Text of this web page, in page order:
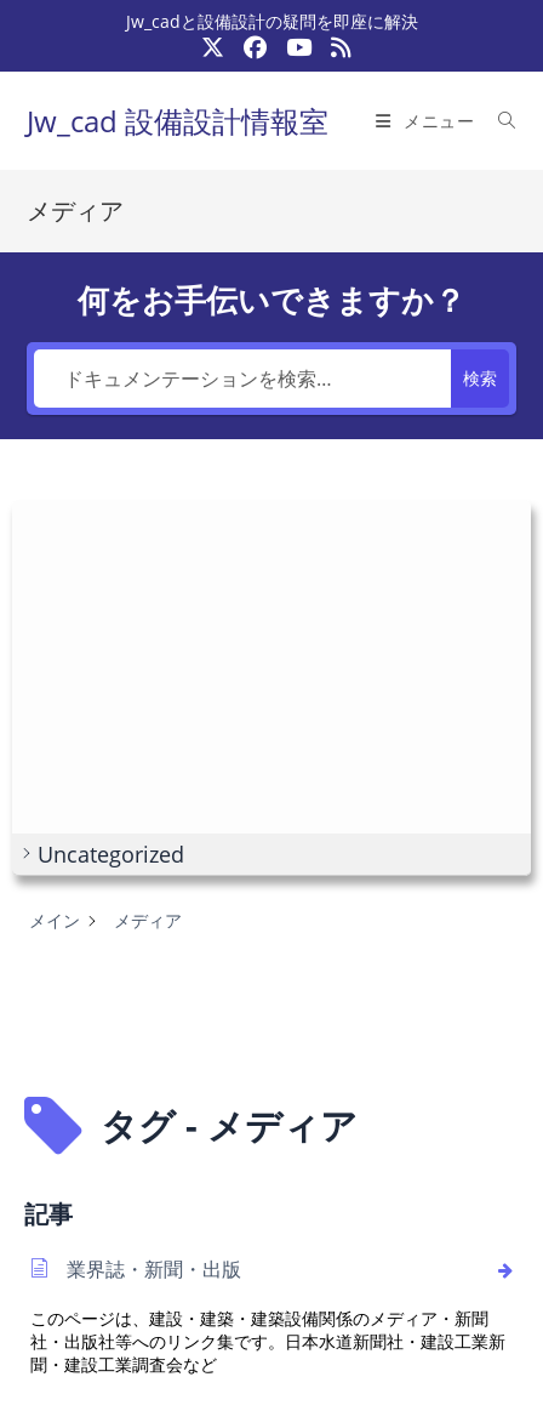
テ
ッ
Jw_cadと設備設計の疑問を即座に解決
Jw_cad 設備設計情報室 メニュー
メディア
何をお手伝いできますか？
検索
メイン メディア
タグ - メディア
記事
業界誌・新聞・出版
このページは、建設・建築・建築設備関係のメディア・新聞
社・出版社等へのリンク集です。日本水道新聞社・建設工業新
聞・建設工業調査会など
Uncategorized